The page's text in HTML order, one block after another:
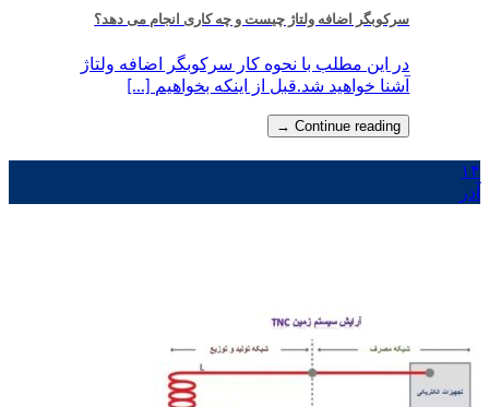
سرکوبگر اضافه ولتاژ چیست و چه کاری انجام می ‏دهد؟
در این مطلب با نحوه کار سرکوبگر اضافه ولتاژ
آشنا خواهید شد.قبل از اینکه بخواهیم [...]
Continue reading
→
۱۴
آذر